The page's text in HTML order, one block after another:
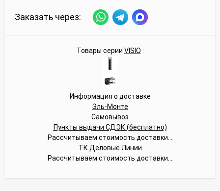
Заказать через:
Товары серии VISIO :
Информация о доставке
Эль-Монте
Самовывоз
Пункты выдачи СДЭК (бесплатно)
Рассчитываем стоимость доставки...
ТК Деловые Линии
Рассчитываем стоимость доставки...